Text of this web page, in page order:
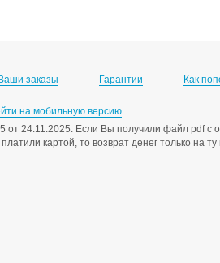
Ваши заказы Гарантии Как
на мобильную версию
от 24.11.2025. Если Вы получили файл pdf
картой, то возврат денег только на